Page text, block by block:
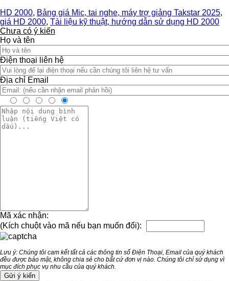
HD 2000, Bảng giá Mic, tai nghe, máy trợ giảng Takstar 2025,
giá HD 2000, Tài liệu kỹ thuật, hướng dẫn sử dụng HD 2000
Chưa có ý kiến
Họ và tên
Điện thoại liên hệ
Địa chỉ Email
Mã xác nhận:
(Kích chuột vào mã nếu bạn muốn đổi):
Lưu ý: Chúng tôi cam kết tất cả các thông tin số Điện Thoại, Email của quý khách
đều được bảo mật, không chia sẻ cho bất cứ đơn vị nào. Chúng tôi chỉ sử dụng vì
mục đích phục vụ nhu cầu của quý khách.